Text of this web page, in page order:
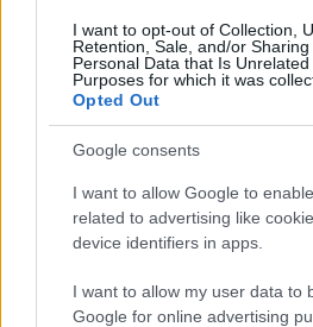
I want to opt-out of Collection,
Retention, Sale, and/or
Personal Data that Is
Purposes for which it was
Opted Out
Google consents
I want to allow Google to
related to advertising like
device identifiers in apps.
I want to allow my user data to
Google for online advertising
Continua a leggere
SERVIZI PER LE AZIENDE